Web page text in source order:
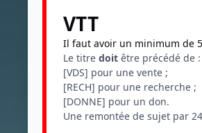
VTT
Il faut avoir un minimum de
Le titre doitêtre précédé de :
[VDS] pour une vente ;
[RECH] pour une recherche ;
[DONNE] pour un don.
Une remontée de sujet par